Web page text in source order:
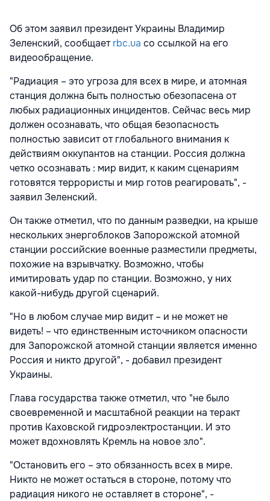
Об этом заявил президент Украины Владимир
Зеленский, сообщаетrbc.ua со ссылкой на его
видеообращение.
"Радиация – это угроза для всех в мире, и атомная
станция должна быть полностью обезопасена от
любых радиационных инцидентов. Сейчас весь мир
должен осознавать, что общая безопасность
полностью зависит от глобального внимания к
действиям оккупантов на станции. Россия должна
четко осознавать : мир видит, к каким сценариям
готовятся террористы и мир готов реагировать", -
заявил Зеленский.
Он также отметил, что по данным разведки, на крыше
нескольких энергоблоков Запорожской атомной
станции российские военные разместили предметы,
похожие на взрывчатку. Возможно, чтобы
имитировать удар по станции. Возможно, у них
какой-нибудь другой сценарий.
"Но в любом случае мир видит – и не может не
видеть! – что единственным источником опасности
для Запорожской атомной станции является именно
Россия и никто другой", - добавил президент
Украины.
Глава государства также отметил, что "не было
своевременной и масштабной реакции на теракт
против Каховской гидроэлектростанции. И это
может вдохновлять Кремль на новое зло".
"Остановить его – это обязанность всех в мире.
Никто не может остаться в стороне, потому что
радиация никого не оставляет в стороне", -